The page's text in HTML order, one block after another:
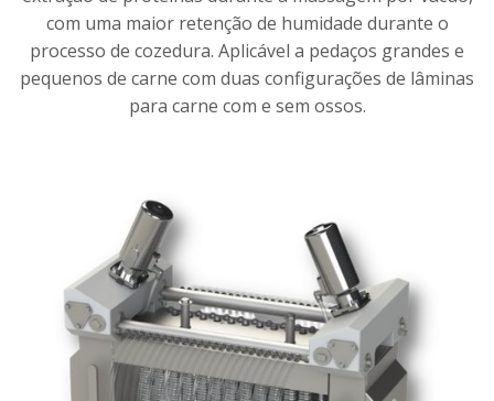
com uma maior retenção de humidade durante o
processo de cozedura. Aplicável a pedaços grandes e
pequenos de carne com duas configurações de lâminas
para carne com e sem ossos.